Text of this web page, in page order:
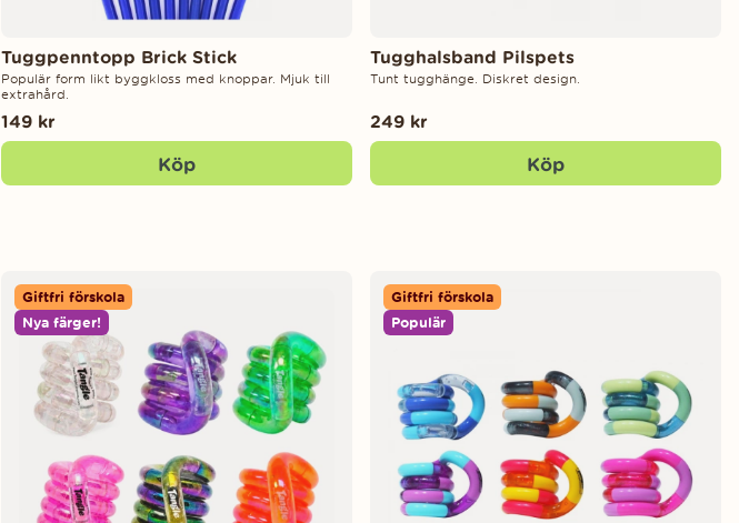
Tuggpenntopp Brick Stick
Populär form likt byggkloss med knoppar. Mjuk till
extrahård.
149 kr
Köp
Tugghalsband Pilspets
Tunt tugghänge. Diskret design.
249 kr
Köp
Giftfri förskola
Nya färger!
Giftfri förskola
Populär